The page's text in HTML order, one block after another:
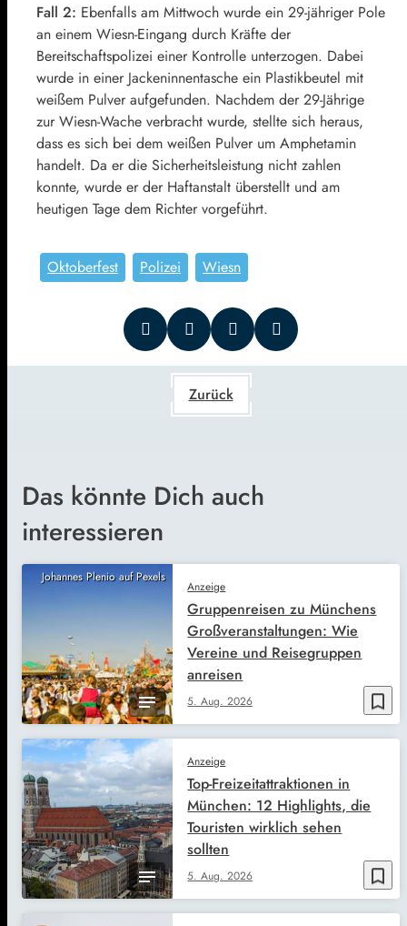
Fall 2: Ebenfalls am Mittwoch wurde ein 29-jähriger Pole
an einem Wiesn-Eingang durch Kräfte der
Bereitschaftspolizei einer Kontrolle unterzogen. Dabei
wurde in einer Jackeninnentasche ein Plastikbeutel mit
weißem Pulver aufgefunden. Nachdem der 29-Jährige
zur Wiesn-Wache verbracht wurde, stellte sich heraus,
dass es sich bei dem weißen Pulver um Amphetamin
handelt. Da er die Sicherheitsleistung nicht zahlen
konnte, wurde er der Haftanstalt überstellt und am
heutigen Tage dem Richter vorgeführt.
Oktoberfest Polizei Wiesn
Zurück
Das könnte Dich auch
interessieren
Johannes Plenio auf Pexels
bookmark_border
Anzeige
5. Aug. 2026
Gruppenreisen zu Münchens
Großveranstaltungen: Wie
Vereine und Reisegruppen
anreisen
bookmark_border
Anzeige
5. Aug. 2026
Top-Freizeitattraktionen in
München: 12 Highlights, die
Touristen wirklich sehen
sollten